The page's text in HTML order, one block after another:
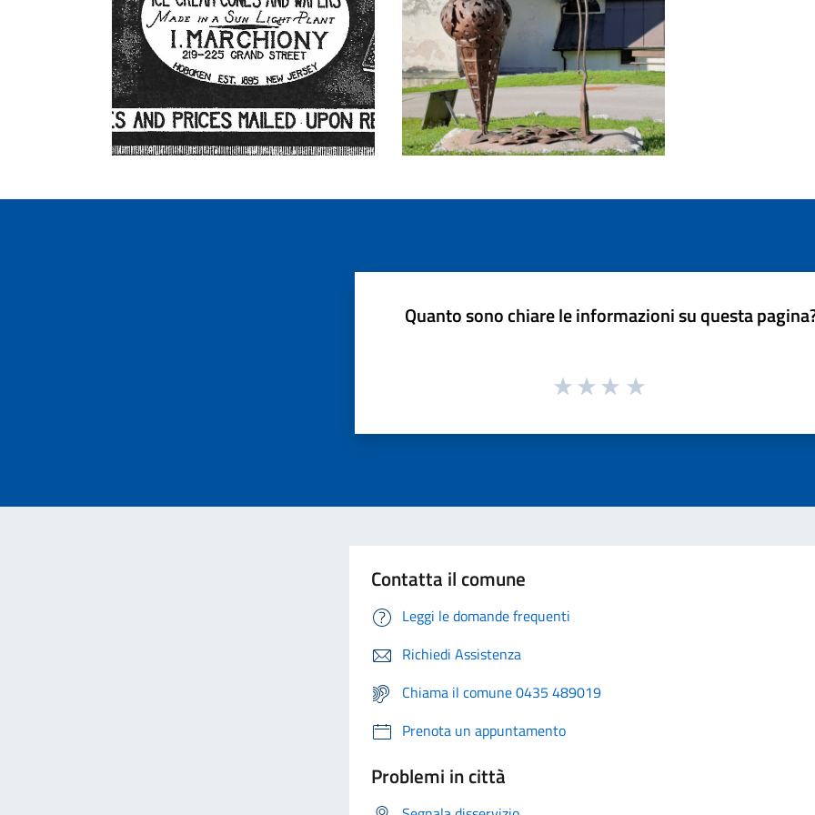
Quanto sono chiare le informazioni su questa
Contatta il comune
Leggi le domande frequenti
Richiedi Assistenza
Chiama il comune 0435 489019
Prenota un appuntamento
Problemi in città